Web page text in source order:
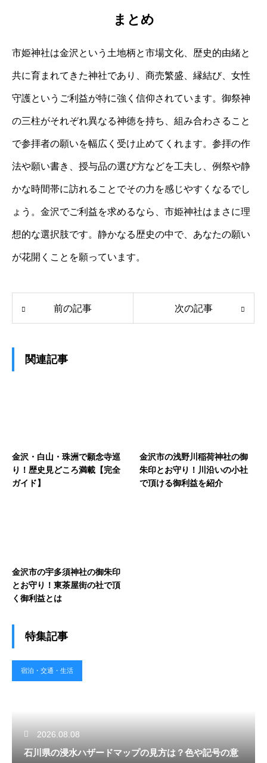
まとめ
市姫神社は金沢という土地柄と市場文化、歴史的由緒と
共に育まれてきた神社であり、商売繁盛、縁結び、女性
守護というご利益が特に強く信仰されています。御祭神
の三柱がそれぞれ異なる神徳を持ち、組み合わさること
で参拝者の願いを幅広く受け止めてくれます。参拝の作
法や願い書き、授与品の選び方などを工夫し、例祭や静
かな時間帯に訪れることでその力を感じやすくなるでし
ょう。金沢でご利益を求めるなら、市姫神社はまさに理
想的な選択肢です。静かなる歴史の中で、あなたの願い
が花開くことを願っています。
前の記事 次の記事
関連記事
金沢・白山・珠洲で願念寺巡
り！歴史見どころ満載【完全
ガイド】
金沢市の浅野川稲荷神社の御
朱印とお守り！川沿いの小社
で頂ける御利益を紹介
金沢市の宇多須神社の御朱印
とお守り！東茶屋街の社で頂
く御利益とは
特集記事
宿泊・交通・生活
2026.08.08
石川県の浸水ハザードマップの見方は？色や記号の意